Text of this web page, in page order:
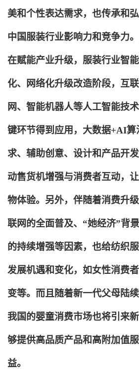
美和个性表达需求，也传承和
中国服装行业影响力和竞争力
在赋能产业升级，服装行业智
化、网络化升级改造阶段，互
网、智能机器人等人工智能技
键环节得到应用，大数据+AI算
求、辅助创意、设计和产品开
动售货机增强与消费者互动，
物体验。另外，伴随着消费升
联网的全面普及、“她经济”背
的持续增强等因素，也给纺织
发展机遇和变化，如女性消费
变等。而且随着新一代父母陆
我国的婴童消费市场也将引来
够提供高品质产品和高附加值
益。